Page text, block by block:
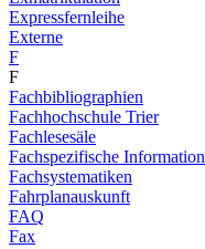
Expressfernleihe
Externe
F
F
Fachbibliographien
Fachhochschule Trier
Fachlesesäle
Fachspezifische Information
Fachsystematiken
Fahrplanauskunft
FAQ
Fax